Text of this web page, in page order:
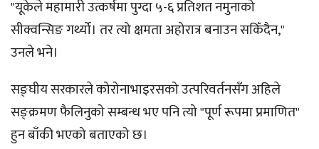
"यूकेले महामारी उत्कर्षमा पुग्दा ५-६ प्रतिशत नमुनाको
सीक्वन्सिङ गर्थ्यो। तर त्यो क्षमता अहोरात्र बनाउन सकिँदैन,"
उनले भने।
सङ्घीय सरकारले कोरोनाभाइरसको उत्परिवर्तनसँग अहिले
सङ्क्रमण फैलिनुको सम्बन्ध भए पनि त्यो "पूर्ण रूपमा प्रमाणित"
हुन बाँकी भएको बताएको छ।